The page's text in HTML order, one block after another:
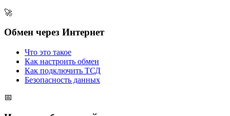
🚀
Обмен через Интернет
Что это такое
Как настроить обмен
Как подключить ТСД
Безопасность данных
📅